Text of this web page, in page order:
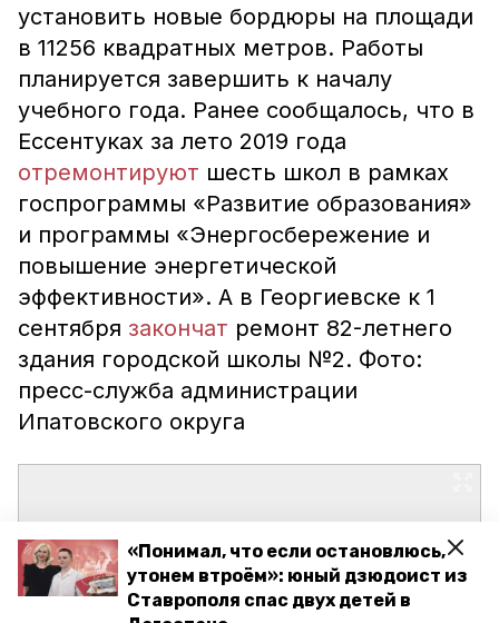
«Понимал, что если остановлюсь,
утонем втроём»: юный дзюдоист из
Ставрополя спас двух детей в
установить новые бордюры на площади
в 11256 квадратных метров. Работы
планируется завершить к началу
учебного года. Ранее сообщалось, что в
Ессентуках за лето 2019 года
отремонтируют шесть школ в рамках
госпрограммы «Развитие образования»
и программы «Энергосбережение и
повышение энергетической
эффективности». А в Георгиевске к 1
сентября закончат ремонт 82-летнего
здания городской школы №2. Фото:
пресс-служба администрации
Ипатовского округа